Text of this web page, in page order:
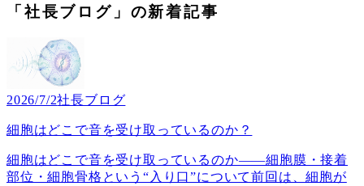
「社長ブログ」の新着記事
2026/7/2社長ブログ
細胞はどこで音を受け取っているのか？
細胞はどこで音を受け取っているのか――細胞膜・接着
部位・細胞骨格という“入り口”について前回は、細胞が